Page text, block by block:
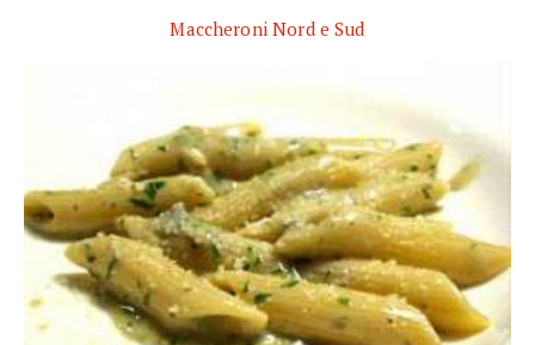
Maccheroni Nord e Sud